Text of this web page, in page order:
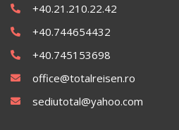
+40.21.210.22.42
+40.744654432
+40.745153698
office@totalreisen.ro
sediutotal@yahoo.com